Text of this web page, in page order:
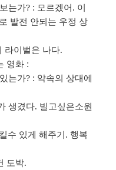
는가? : 모르겠어. 이
발전 안되는 우정 상
라이벌은 나다.
영화 :
는가? : 약속의 상대에
생겼다. 빌고싶은소원
수 있게 해주기. 행복
도박.